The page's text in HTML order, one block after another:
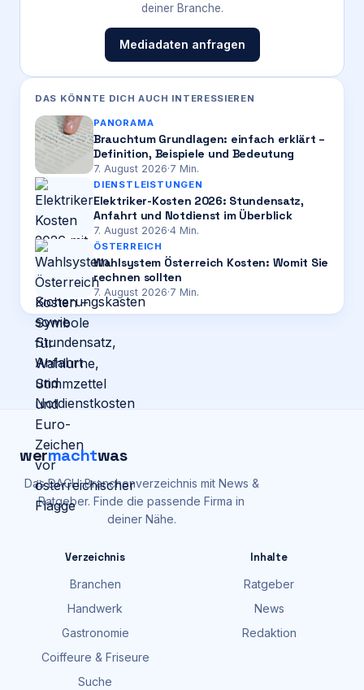
deiner Branche.
Mediadaten anfragen
DAS KÖNNTE DICH AUCH INTERESSIEREN
PANORAMA
Brauchtum Grundlagen: einfach erklärt –
Definition, Beispiele und Bedeutung
7. August 2026·7 Min.
DIENSTLEISTUNGEN
Elektriker-Kosten 2026: Stundensatz,
Anfahrt und Notdienst im Überblick
7. August 2026·4 Min.
ÖSTERREICH
Wahlsystem Österreich Kosten: Womit Sie
rechnen sollten
7. August 2026·7 Min.
wermachtwas
Das DACH-Branchenverzeichnis mit News &
Ratgeber. Finde die passende Firma in
deiner Nähe.
Verzeichnis
Branchen
Handwerk
Gastronomie
Coiffeure & Friseure
Suche
Inhalte
Ratgeber
News
Redaktion